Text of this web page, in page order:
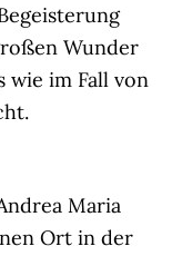
Wunder
wie im Fall von
Maria
Ort in der